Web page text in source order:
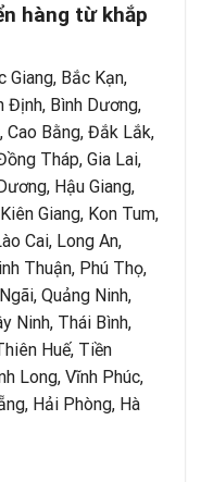
hàng từ khắp
Giang, Bắc Kạn,
Định, Bình Dương,
Cao Bằng, Đắk Lắk,
Tháp, Gia Lai,
Hậu Giang,
Giang, Kon Tum,
Cai, Long An,
Thuận, Phú Thọ,
Quảng Ninh,
Ninh, Thái Bình,
Huế, Tiền
Long, Vĩnh Phúc,
Hải Phòng, Hà